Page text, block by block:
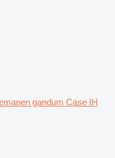
gandum Case IH